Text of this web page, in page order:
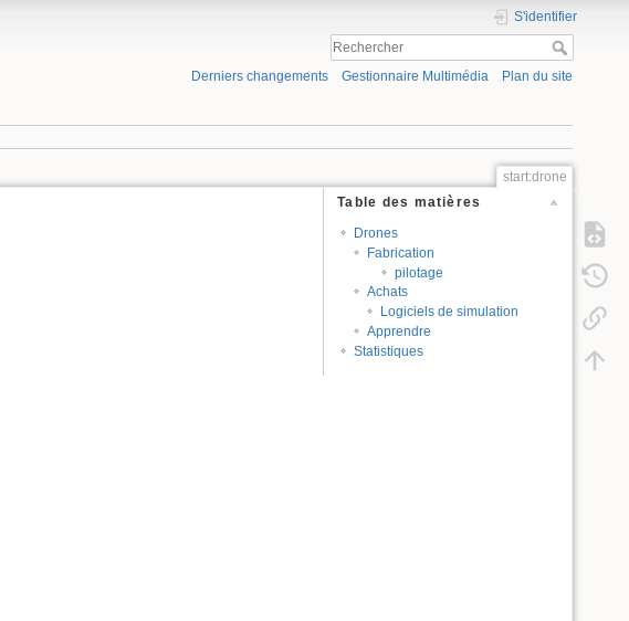
S'identifier
Derniers changements Gestionnaire Multimédia Plan du site
start:drone
Table des matières
Drones
Fabrication
pilotage
Achats
Logiciels de simulation
Apprendre
Statistiques